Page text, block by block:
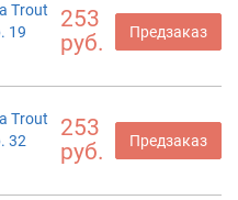
Trout
19
253
руб.
Предзаказ
Trout
32
253
руб.
Предзаказ